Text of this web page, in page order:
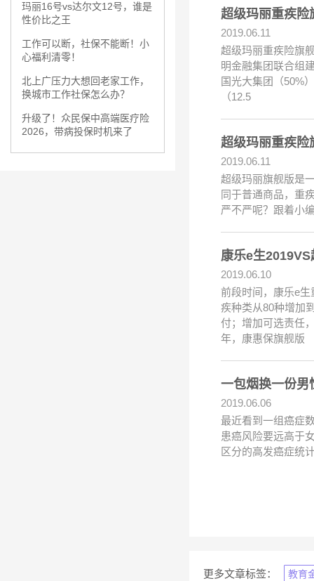
玛丽16号vs达尔文12号，谁是
性价比之王
工作可以断，社保不能断！小
心福利清零！
北上广压力大想回老家工作，
换城市工作社保怎么办？
升级了！众民保中高端医疗险
2026，带病投保时机来了
超级玛丽重疾险
2019.06.11
超级玛丽重疾险旗
明金融集团联合组
国光大集团（50%
（12.5
超级玛丽重疾险
2019.06.11
超级玛丽旗舰版是
同于普通商品，重
严不严呢？跟着小
康乐e生
2019.06.10
前段时间，康乐e
疾种类从80种增加
付；增加可选责任
年，康惠保旗舰版
一包烟换一份男
2019.06.06
最近看到一组癌症
患癌风险要远高于
区分的高发癌症统
更多文章标签： 教育